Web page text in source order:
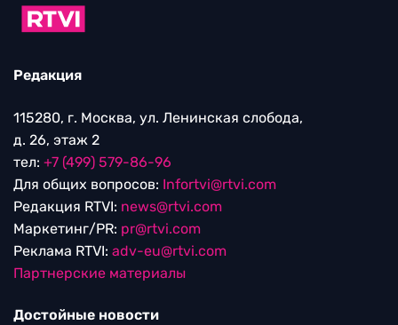
Редакция
115280, г. Москва, ул. Ленинская слобода,
д. 26, этаж 2
тел: +7 (499) 579-86-96
Для общих вопросов: Infortvi@rtvi.com
Редакция RTVI: news@rtvi.com
Маркетинг/PR: pr@rtvi.com
Реклама RTVI: adv-eu@rtvi.com
Партнерские материалы
Достойные новости